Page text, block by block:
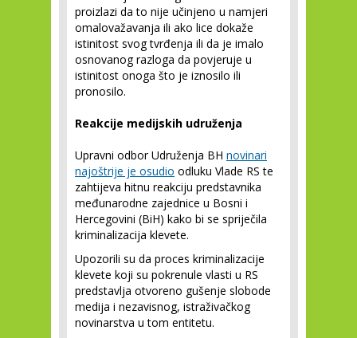
proizlazi da to nije učinjeno u namjeri
omalovažavanja ili ako lice dokaže
istinitost svog tvrđenja ili da je imalo
osnovanog razloga da povjeruje u
istinitost onoga što je iznosilo ili
pronosilo.
Reakcije medijskih udruženja
Upravni odbor Udruženja BH novinari
najoštrije je osudio odluku Vlade RS te
zahtijeva hitnu reakciju predstavnika
međunarodne zajednice u Bosni i
Hercegovini (BiH) kako bi se spriječila
kriminalizacija klevete.
Upozorili su da proces kriminalizacije
klevete koji su pokrenule vlasti u RS
predstavlja otvoreno gušenje slobode
medija i nezavisnog, istraživačkog
novinarstva u tom entitetu.